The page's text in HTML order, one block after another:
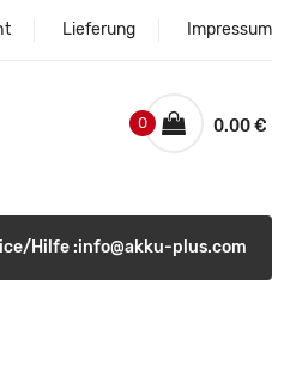
Lieferung Impressum
0.00 €
0
Hilfe :info@akku-plus.com